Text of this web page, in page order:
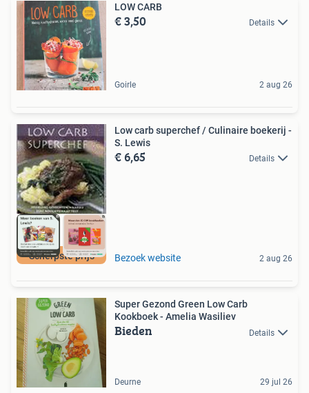
LOW CARB
€ 3,50 Details
Goirle 2 aug 26
Scherpste prijs
Low carb superchef / Culinaire boekerij -
S. Lewis
€ 6,65 Details
Bezoek website 2 aug 26
Super Gezond Green Low Carb
Kookboek - Amelia Wasiliev
Bieden Details
Deurne 29 jul 26